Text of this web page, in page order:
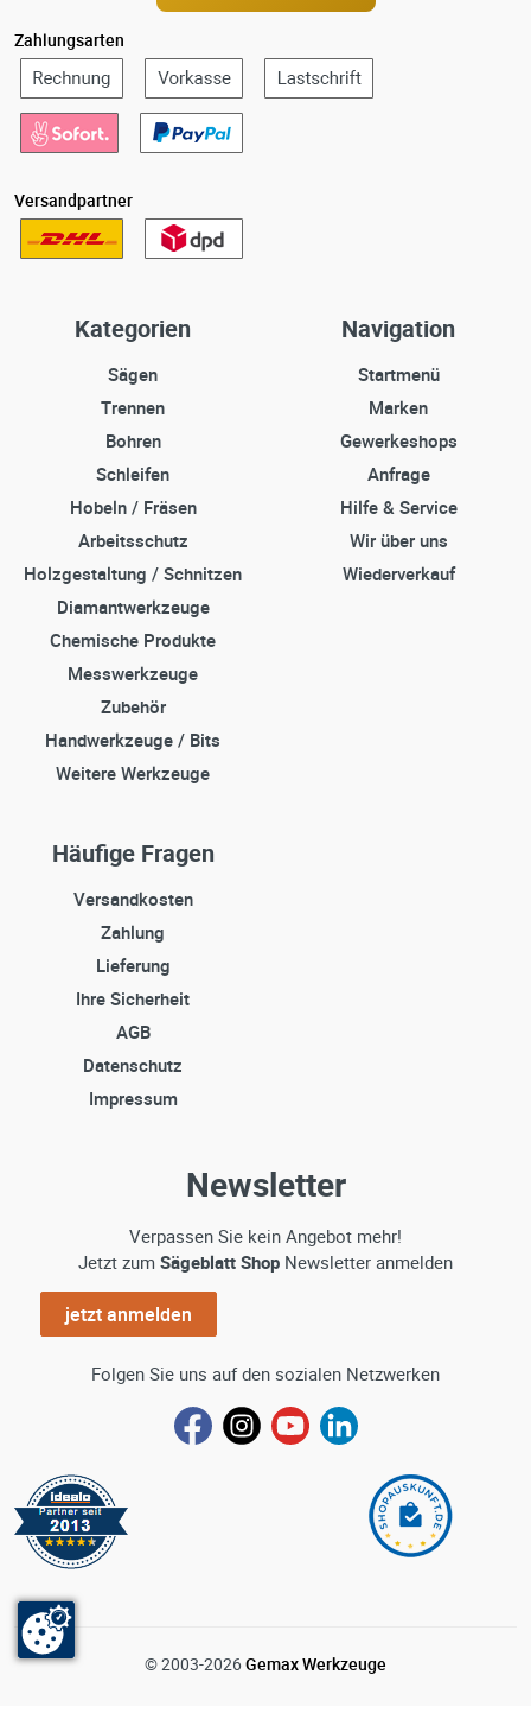
Zahlungsarten
Versandpartner
Kategorien
Sägen
Trennen
Bohren
Schleifen
Hobeln / Fräsen
Arbeitsschutz
Holzgestaltung / Schnitzen
Diamantwerkzeuge
Chemische Produkte
Messwerkzeuge
Zubehör
Handwerkzeuge / Bits
Weitere Werkzeuge
Navigation
Startmenü
Marken
Gewerkeshops
Anfrage
Hilfe & Service
Wir über uns
Wiederverkauf
Häufige Fragen
Versandkosten
Zahlung
Lieferung
Ihre Sicherheit
AGB
Datenschutz
Impressum
Newsletter
Verpassen Sie kein Angebot mehr!
Jetzt zum Sägeblatt Shop Newsletter anmelden
jetzt anmelden
Folgen Sie uns auf den sozialen Netzwerken
© 2003-2026Gemax Werkzeuge